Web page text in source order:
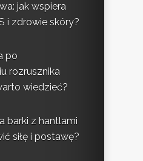
jak wspiera
i zdrowie skóry?
po
rozrusznika
wiedzieć?
barki z hantlami
siłę i postawę?